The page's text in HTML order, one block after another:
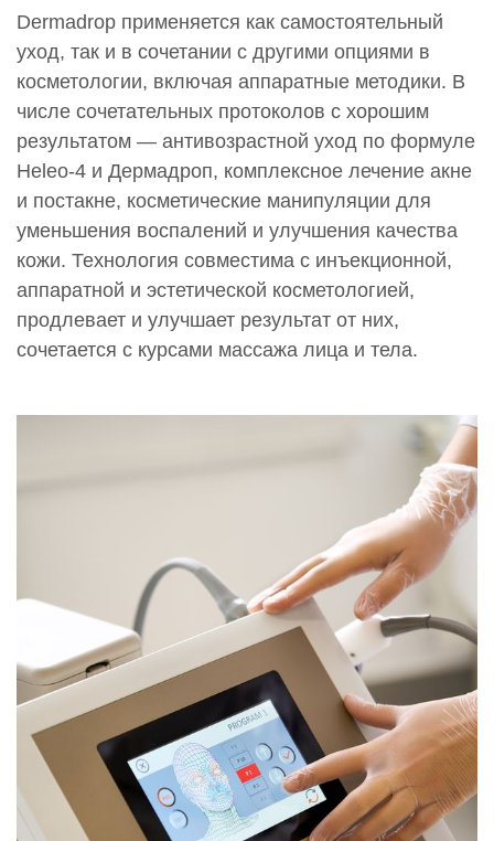
Dermadrop применяется как самостоятельный
уход, так и в сочетании с другими опциями в
косметологии, включая аппаратные методики. В
числе сочетательных протоколов с хорошим
результатом — антивозрастной уход по формуле
Heleo-4 и Дермадроп, комплексное лечение акне
и постакне, косметические манипуляции для
уменьшения воспалений и улучшения качества
кожи. Технология совместима с инъекционной,
аппаратной и эстетической косметологией,
продлевает и улучшает результат от них,
сочетается с курсами массажа лица и тела.